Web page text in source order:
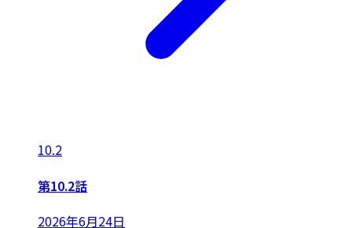
10.2
第10.2話
2026年6月24日